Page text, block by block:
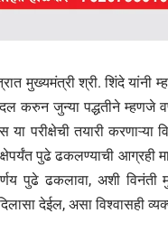
श्री. शिंदे यांनी
करुन जुन्या पद्धतीने म्हणजे
तयारी करणाऱ्या
पुढे ढकलण्याची आग्रही
पुढे ढकलावा, अशी
देईल, असा विश्वासही